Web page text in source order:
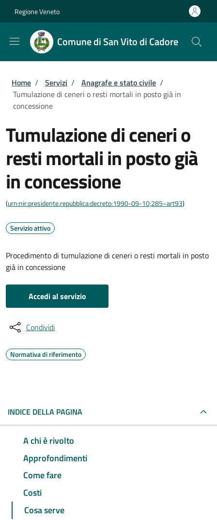
Regione Veneto
Comune di San Vito di Cadore
Briciole di pane
Home / Servizi / Anagrafe e stato civile /
Tumulazione di ceneri o resti mortali in posto già in
concessione
Tumulazione di ceneri o
resti mortali in posto già
in concessione
(urn:nir:presidente.repubblica:decreto:1990-09-10;285~art93)
Servizio attivo
Procedimento di tumulazione di ceneri o resti mortali in posto
già in concessione
Accedi al servizio
Condividi
Normativa di riferimento
INDICE DELLA PAGINA
A chi è rivolto
Approfondimenti
Come fare
Costi
Cosa serve